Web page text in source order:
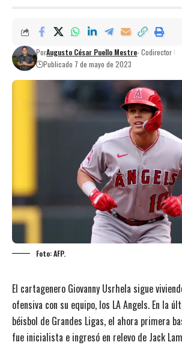
PorAugusto César Puello Mestre- Codirector
Publicado 7 de mayo de 2023
Foto: AFP.
El cartagenero Giovanny Usrhela sigue
ofensiva con su equipo, los LA Angels. En la
béisbol de Grandes Ligas, el ahora primera
fue inicialista e ingresó en relevo de Jack